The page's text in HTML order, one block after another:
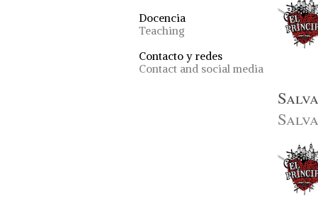
Docencia
Teaching
Contacto y redes
Contact and social media